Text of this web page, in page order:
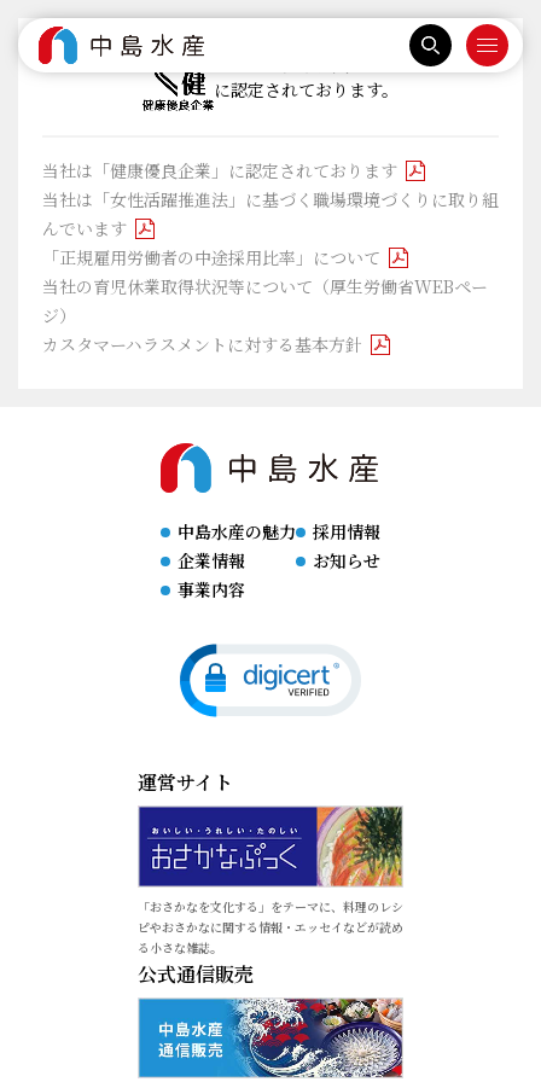
に認定されております。
当社は「健康優良企業」に認定されております
当社は「女性活躍推進法」に基づく職場環境づくりに取り組
んでいます
「正規雇用労働者の中途採用比率」について
当社の育児休業取得状況等について（厚生労働省WEBペー
ジ）
カスタマーハラスメントに対する基本方針
中島水産の魅力
企業情報
事業内容
採用情報
お知らせ
運営サイト
「おさかなを文化する」をテーマに、料理のレシ
ピやおさかなに関する情報・エッセイなどが読め
る小さな雑誌。
公式通信販売